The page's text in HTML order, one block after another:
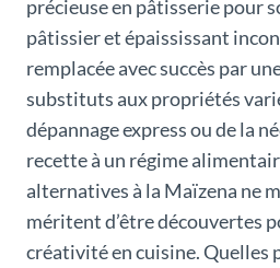
précieuse en pâtisserie pour
pâtissier et épaississant
remplacée avec succès par
substituts aux propriétés
dépannage express ou de la
recette à un régime
alternatives à la Maïzena ne
méritent d’être découvertes
créativité en cuisine. Quelles